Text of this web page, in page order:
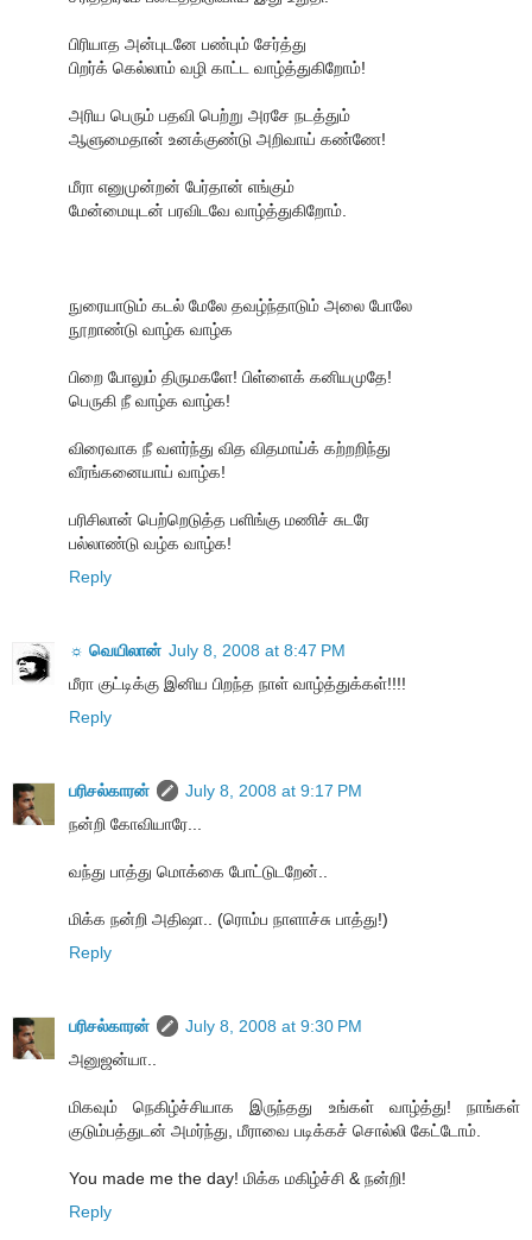
பிரியாத அன்புடனே பண்பும் சேர்த்து
பிறர்க் கெல்லாம் வழி காட்ட வாழ்த்துகிறோம்!
அரிய பெரும் பதவி பெற்று அரசே நடத்தும்
ஆளுமைதான் உனக்குண்டு அறிவாய் கண்ணே!
மீரா எனுமுன்றன் பேர்தான் எங்கும்
மேன்மையுடன் பரவிடவே வாழ்த்துகிறோம்.
நுரையாடும் கடல் மேலே தவழ்ந்தாடும் அலை போலே
நூறாண்டு வாழ்க வாழ்க
பிறை போலும் திருமகளே! பிள்ளைக் கனியமுதே!
பெருகி நீ வாழ்க வாழ்க!
விரைவாக நீ வளர்ந்து வித விதமாய்க் கற்றறிந்து
வீரங்கனையாய் வாழ்க!
பரிசிலான் பெற்றெடுத்த பளிங்கு மணிச் சுடரே
பல்லாண்டு வழ்க வாழ்க!
Reply
☼ வெயிலான் July 8, 2008 at 8:47 PM
மீரா குட்டிக்கு இனிய பிறந்த நாள் வாழ்த்துக்கள்!!!!
Reply
பரிசல்காரன்
July 8, 2008 at 9:17 PM
நன்றி கோவியாரே...
வந்து பாத்து மொக்கை போட்டுடறேன்..
மிக்க நன்றி அதிஷா.. (ரொம்ப நாளாச்சு பாத்து!)
Reply
பரிசல்காரன்
July 8, 2008 at 9:30 PM
அனுஜன்யா..
மிகவும் நெகிழ்ச்சியாக இருந்தது உங்கள் வாழ்த்து! நாங்கள்
குடும்பத்துடன் அமர்ந்து, மீராவை படிக்கச் சொல்லி கேட்டோம்.
You made me the day! மிக்க மகிழ்ச்சி & நன்றி!
Reply